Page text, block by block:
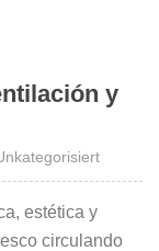
y
estética y
circulando